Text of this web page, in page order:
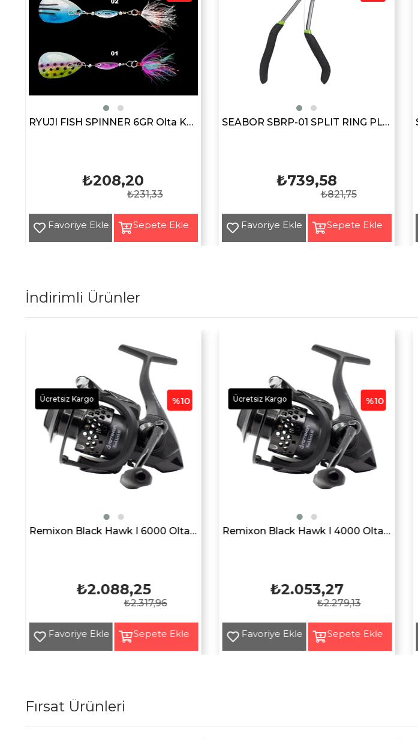
RYUJI FISH SPINNER 6GR Olta Kaşığı
₺208,20
₺231,33
Yeni
Ürün
SEABOR SBRP-01 SPLIT RING PLIERS
₺739,58
₺821,75
Yeni
Ürün
İndirimli Ürünler
Remixon Black Hawk I 6000 Olta Makarası
₺2.088,25
₺2.317,96
%10
Ücretsiz Kargo
Remixon Black Hawk I 4000 Olta Makarası
₺2.053,27
₺2.279,13
%10
Ücretsiz Kargo
Fırsat Ürünleri